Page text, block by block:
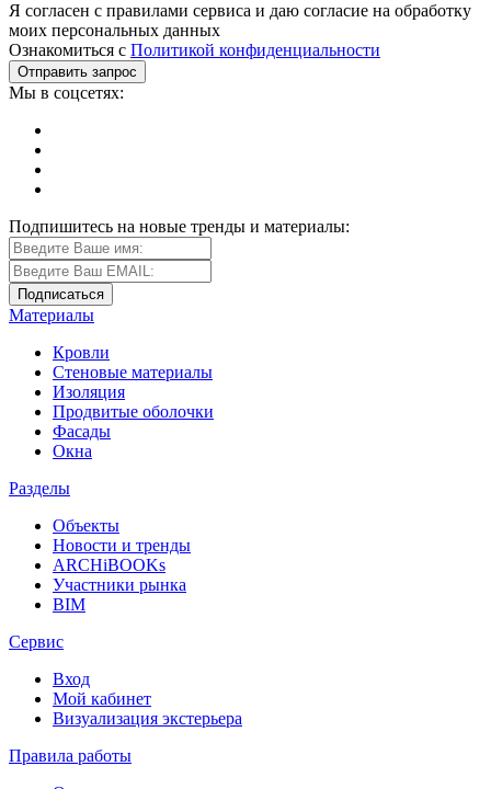
Я согласен с правилами сервиса и даю согласие на обработку
моих персональных данных
Ознакомиться с Политикой конфиденциальности
Мы в соцсетях:
Подпишитесь на новые тренды и материалы:
Материалы
Кровли
Стеновые материалы
Изоляция
Продвитые оболочки
Фасады
Окна
Разделы
Объекты
Новости и тренды
ARCHiBOOKs
Участники рынка
BIM
Сервис
Вход
Мой кабинет
Визуализация экстерьера
Правила работы